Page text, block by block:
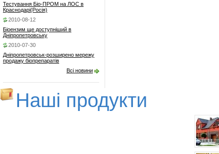
Тестування Біо-ПРОМ на ЛОС в
Краснодарі(Росія)
2010-08-12
Біоензим ще доступніший в
Дніпропетровську
2010-07-30
Дніпропетровськ-розширено мережу
продажу біопрепаратів
Всі новини
Нашi продукти